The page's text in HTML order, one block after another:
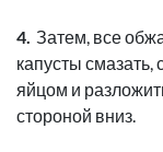
Затем, все
капусты
яйцом и
стороной вниз.